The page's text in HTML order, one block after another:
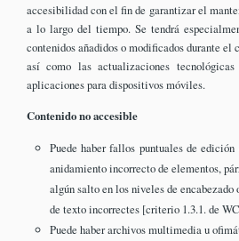
accesibilidad con el fin de garantizar el
a lo largo del tiempo. Se tendrá
contenidos añadidos o modificados durante
así como las actualizaciones
aplicaciones para dispositivos móviles.
Contenido no accesible
Puede haber fallos puntuales de
anidamiento incorrecto de elementos,
algún salto en los niveles de encabezado
de texto incorrectes [criterio 1.3.1. de
Puede haber archivos multimedia u